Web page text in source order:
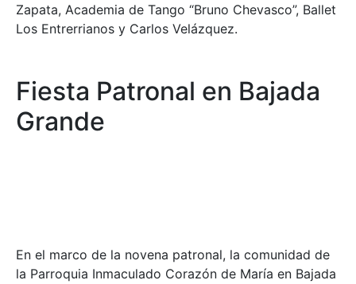
Zapata, Academia de Tango “Bruno Chevasco”, Ballet
Los Entrerrianos y Carlos Velázquez.
Fiesta Patronal en Bajada
Grande
En el marco de la novena patronal, la comunidad de
la Parroquia Inmaculado Corazón de María en Bajada